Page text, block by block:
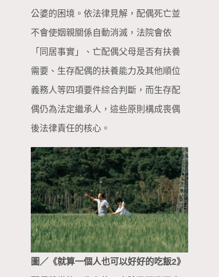
公婆的困境。依法律見解，配偶死亡並
不會使姻親關係自動消滅，法院會依
「同居事實」、亡配偶父母是否有扶養
需要、生存配偶的扶養能力及其他順位
義務人等四項要件綜合判斷，而生存配
偶仍為法定繼承人，這些原則構成喪偶
後法律責任的核心。
圖／《就算一個人也可以好好的吃飯2》